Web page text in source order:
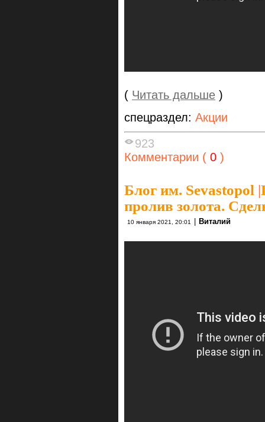
( Читать дальше )
спецраздел: Акции
923
Комментарии ( 0 )
Блог им. Sevastopol |
пролив золота.
10 января 2021, 20:01 Виталий